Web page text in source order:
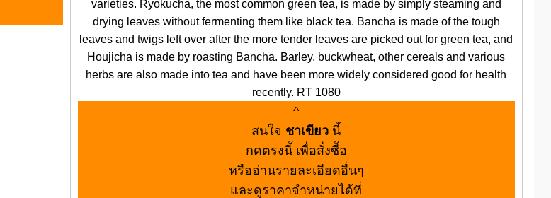
varieties. Ryokucha, the most common green tea, is made by simply steaming and
drying leaves without fermenting them like black tea. Bancha is made of the tough
leaves and twigs left over after the more tender leaves are picked out for green tea, and
Houjicha is made by roasting Bancha. Barley, buckwheat, other cereals and various
herbs are also made into tea and have been more widely considered good for health
recently. RT 1080
^
สนใจ ชาเขียว นี้
กดตรงนี้ เพื่อสั่งซื้อ
หรืออ่านรายละเอียดอื่นๆ
และดูราคาจำหน่ายได้ที่